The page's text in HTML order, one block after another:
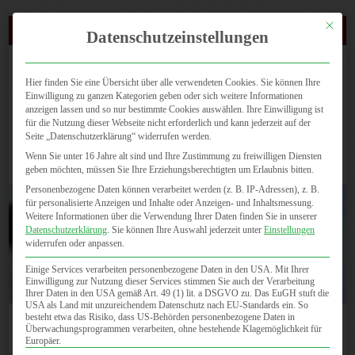
(0721) 4647 810
Seite wählen
Nicole Wolfgramm, MD
Nicole Wolfgramm, MD
Mit
Datenschutzeinstellungen
Hier finden Sie eine Übersicht über alle verwendeten Cookies. Sie können Ihre
Einwilligung zu ganzen Kategorien geben oder sich weitere Informationen
anzeigen lassen und so nur bestimmte Cookies auswählen. Ihre Einwilligung ist
für die Nutzung dieser Webseite nicht erforderlich und kann jederzeit auf der
Seite „Datenschutzerklärung“ widerrufen werden.
Wenn Sie unter 16 Jahre alt sind und Ihre Zustimmung zu freiwilligen Diensten
geben möchten, müssen Sie Ihre Erziehungsberechtigten um Erlaubnis bitten.
Personenbezogene Daten können verarbeitet werden (z. B. IP-Adressen), z. B.
für personalisierte Anzeigen und Inhalte oder Anzeigen- und Inhaltsmessung.
Weitere Informationen über die Verwendung Ihrer Daten finden Sie in unserer
Datenschutzerklärung. Sie können Ihre Auswahl jederzeit unter Einstellungen
widerrufen oder anpassen.
Einige Services verarbeiten personenbezogene Daten in den USA. Mit Ihrer
Einwilligung zur Nutzung dieser Services stimmen Sie auch der Verarbeitung
Ihrer Daten in den USA gemäß Art. 49 (1) lit. a DSGVO zu. Das EuGH stuft die
USA als Land mit unzureichendem Datenschutz nach EU-Standards ein. So
besteht etwa das Risiko, dass US-Behörden personenbezogene Daten in
Überwachungsprogrammen verarbeiten, ohne bestehende Klagemöglichkeit für
Europäer.